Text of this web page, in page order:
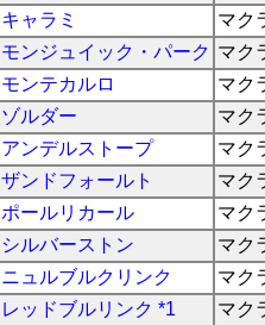
キャラミ
マク
モンジュイック・パーク マク
モンテカルロ
マク
ゾルダー
マク
アンデルストープ
マク
ザンドフォールト
マク
ポールリカール
マク
シルバーストン
マク
ニュルブルクリンク
マク
レッドブルリンク *1
マク